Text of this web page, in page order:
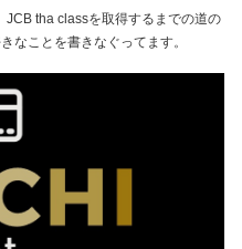
tha classを取得するまでの道の
なことを書きなぐってます。